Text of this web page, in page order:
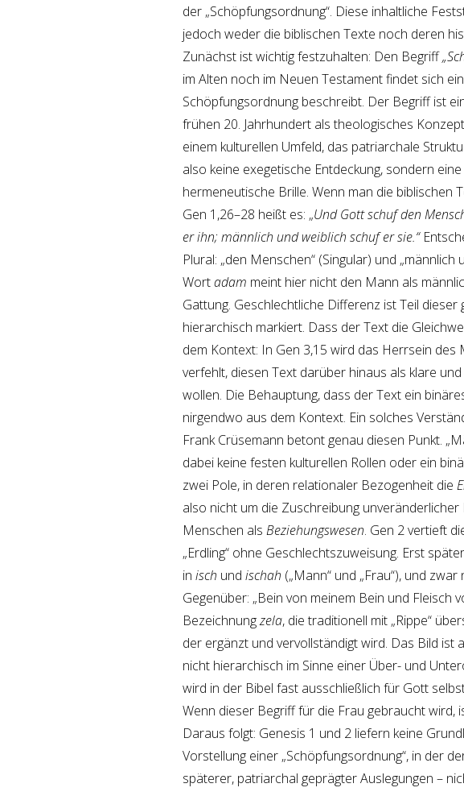
der „Schöpfungsordnung“. Diese inhaltliche
jedoch weder die biblischen Texte noch deren
Zunächst ist wichtig festzuhalten: Den Begriff
im Alten noch im Neuen Testament findet sich
Schöpfungsordnung beschreibt. Der Begriff ist
frühen 20. Jahrhundert als theologisches
einem kulturellen Umfeld, das patriarchale
also keine exegetische Entdeckung, sondern
hermeneutische Brille. Wenn man die biblischen
Gen 1,26–28 heißt es: „Und Gott schuf den
er ihn; männlich und weiblich schuf er sie.“
Plural: „den Menschen“ (Singular) und
Wortadam meint hier nicht den Mann als
Gattung. Geschlechtliche Differenz ist Teil
hierarchisch markiert. Dass der Text die
dem Kontext: In Gen 3,15 wird das Herrsein
verfehlt, diesen Text darüber hinaus als klare
wollen. Die Behauptung, dass der Text ein
nirgendwo aus dem Kontext. Ein solches
Frank Crüsemann betont genau diesen Punkt.
dabei keine festen kulturellen Rollen oder ein
zwei Pole, in deren relationaler Bezogenheit die
also nicht um die Zuschreibung
Menschen als Beziehungswesen. Gen 2 vertieft
„Erdling“ ohne Geschlechtszuweisung. Erst
in isch und ischah („Mann“ und „Frau“), und
Gegenüber: „Bein von meinem Bein und Fleisch
Bezeichnungzela, die traditionell mit „Rippe“
der ergänzt und vervollständigt wird. Das Bild ist
nicht hierarchisch im Sinne einer Über- und
wird in der Bibel fast ausschließlich für Gott
Wenn dieser Begriff für die Frau gebraucht wird,
Daraus folgt: Genesis 1 und 2 liefern keine
Vorstellung einer „Schöpfungsordnung“, in der
späterer, patriarchal geprägter Auslegungen –